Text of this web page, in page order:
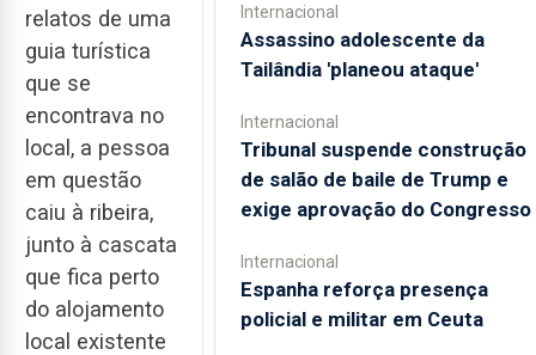
relatos de uma
guia turística
que se
encontrava no
local, a pessoa
em questão
caiu à ribeira,
junto à cascata
que fica perto
do alojamento
local existente
Internacional
Assassino adolescente da
Tailândia 'planeou ataque'
Internacional
Tribunal suspende construção
de salão de baile de Trump e
exige aprovação do Congresso
Internacional
Espanha reforça presença
policial e militar em Ceuta